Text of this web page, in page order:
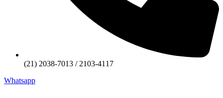
(21) 2038-7013 / 2103-4117
Whatsapp